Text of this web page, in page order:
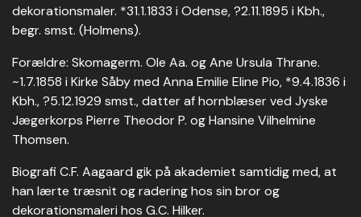
dekorationsmaler. *31.1.1833 i Odense, ?2.11.1895 i Kbh.,
begr. smst. (Holmens).
Forældre: Skomagerm. Ole Aa. og Ane Ursula Thrane.
~1.7.1858 i Kirke Såby med Anna Emilie Eline Pio, *9.4.1836 i
Kbh., ?5.12.1929 smst., datter af hornblæser ved Jyske
Jægerkorps Pierre Theodor P. og Hansine Vilhelmine
Thomsen.
Biografi C.F. Aagaard gik på akademiet samtidig med, at
han lærte træsnit og radering hos sin bror og
dekorationsmaleri hos G.C. Hilker.